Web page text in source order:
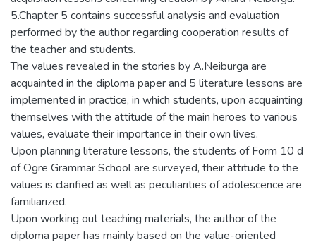
5.Chapter 5 contains successful analysis and evaluation
performed by the author regarding cooperation results of
the teacher and students.
The values revealed in the stories by A.Neiburga are
acquainted in the diploma paper and 5 literature lessons are
implemented in practice, in which students, upon acquainting
themselves with the attitude of the main heroes to various
values, evaluate their importance in their own lives.
Upon planning literature lessons, the students of Form 10 d
of Ogre Grammar School are surveyed, their attitude to the
values is clarified as well as peculiarities of adolescence are
familiarized.
Upon working out teaching materials, the author of the
diploma paper has mainly based on the value-oriented